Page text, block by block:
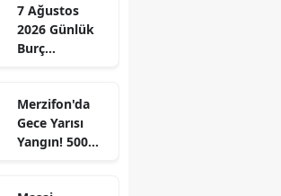
Giresun
Hakkari
Hatay
Alındı
7 Ağustos
2026 Günlük
Burç
Sürprizler,
Parada Yeni
Fırsatlar
Merzifon'da
Gece Yarısı
Yangın! 500